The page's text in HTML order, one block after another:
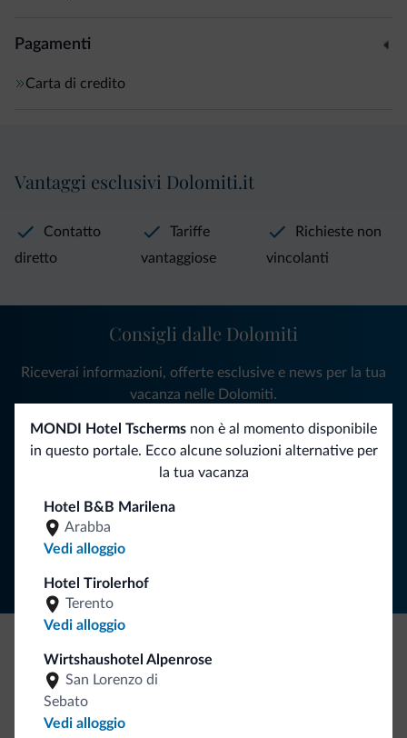
Pagamenti
Carta di credito
MONDI Hotel Tscherms non è al momento disponibile
in questo portale. Ecco alcune soluzioni alternative per
la tua vacanza
Hotel B&B Marilena
Arabba
Vedi alloggio
Hotel Tirolerhof
Terento
Vedi alloggio
Wirtshaushotel Alpenrose
San Lorenzo di
Sebato
Vedi alloggio
Vantaggi esclusivi Dolomiti.it
Contatto
diretto
Tariffe
vantaggiose
Richieste non
vincolanti
Consigli dalle Dolomiti
Riceverai informazioni, offerte esclusive e news per la tua
vacanza nelle Dolomiti.
ISCRIVITI ALLA NEWSLETTER
Be Original, scopri la nuova collezione
Ce l'avete chiesto in tanti. Ecco la nuova collezione firmata
Dolomiti.it!